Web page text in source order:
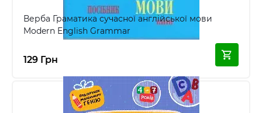
Верба Граматика сучасної англійської мови
Modern English Grammar
129 Грн